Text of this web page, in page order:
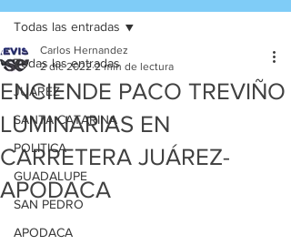
Todas las entradas
JUAREZ
SANTA CATARINA
POLITICA
GUADALUPE
SAN PEDRO
APODACA
Todas las entradas
ENCIENDE PACO TREVIÑO
LUMINARIAS EN
CARRETERA JUÁREZ-
APODACA
Carlos Hernandez
2 dic 2022 2 min de lectura